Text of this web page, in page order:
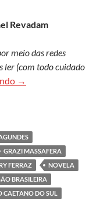
Revadam
meio das redes
ler (com todo cuidado
Quando a novela
→
GRAZI MASSAFERA
FERRAZ
NOVELA
BRASILEIRA
CAETANO DO SUL